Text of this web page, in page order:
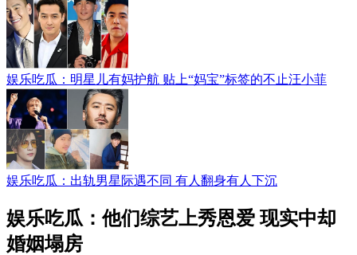
娱乐吃瓜：明星儿有妈护航 贴上“妈宝”标签的不止汪小菲
娱乐吃瓜：出轨男星际遇不同 有人翻身有人下沉
娱乐吃瓜：他们综艺上秀恩爱 现实中却
婚姻塌房